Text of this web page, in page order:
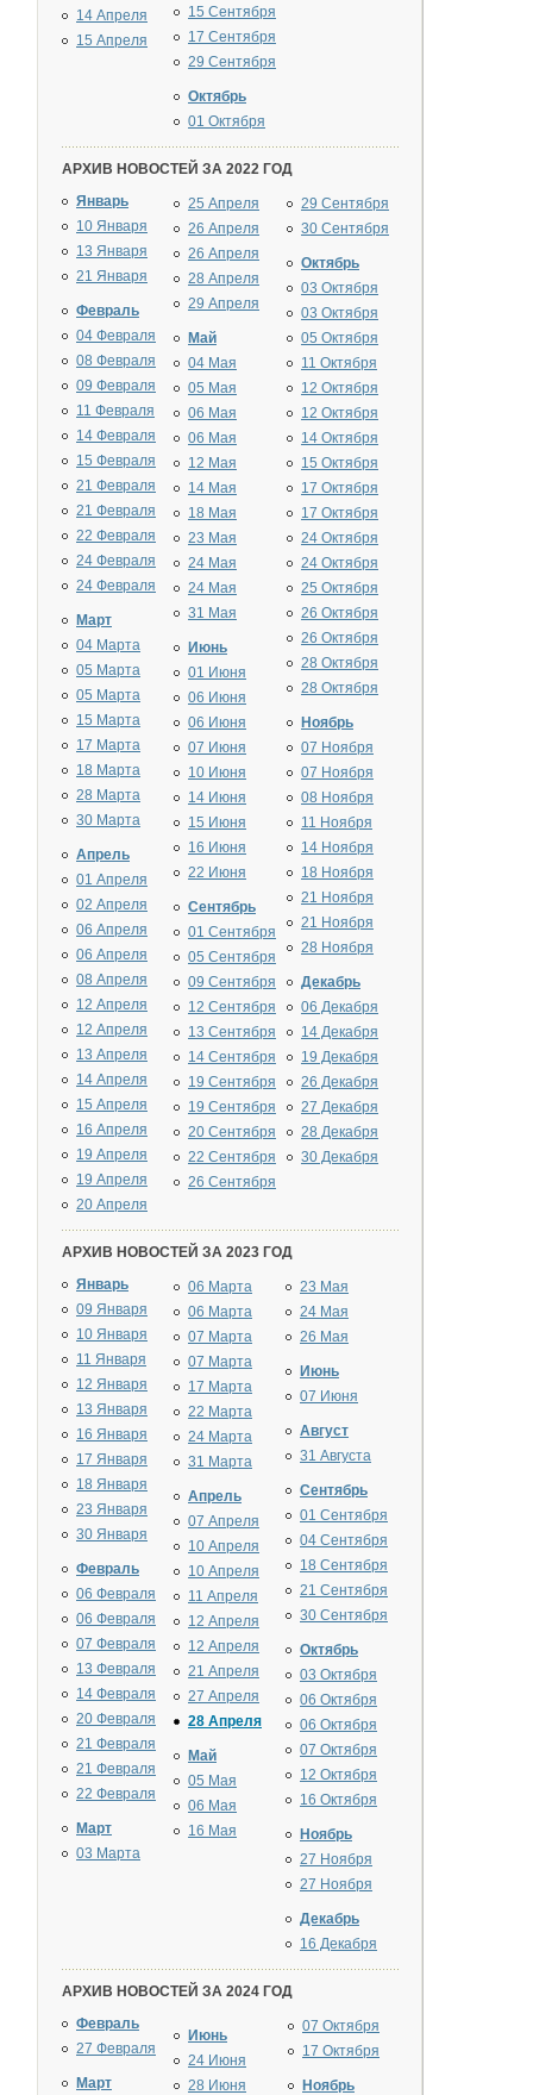
14 Апреля
15 Апреля
15 Сентября
17 Сентября
29 Сентября
Октябрь
01 Октября
АРХИВ НОВОСТЕЙ ЗА 2022 ГОД
Январь
10 Января
13 Января
21 Января
Февраль
04 Февраля
08 Февраля
09 Февраля
11 Февраля
14 Февраля
15 Февраля
21 Февраля
21 Февраля
22 Февраля
24 Февраля
24 Февраля
Март
04 Марта
05 Марта
05 Марта
15 Марта
17 Марта
18 Марта
28 Марта
30 Марта
Апрель
01 Апреля
02 Апреля
06 Апреля
06 Апреля
08 Апреля
12 Апреля
12 Апреля
13 Апреля
14 Апреля
15 Апреля
16 Апреля
19 Апреля
19 Апреля
20 Апреля
25 Апреля
26 Апреля
26 Апреля
28 Апреля
29 Апреля
Май
04 Мая
05 Мая
06 Мая
06 Мая
12 Мая
14 Мая
18 Мая
23 Мая
24 Мая
24 Мая
31 Мая
Июнь
01 Июня
06 Июня
06 Июня
07 Июня
10 Июня
14 Июня
15 Июня
16 Июня
22 Июня
Сентябрь
01 Сентября
05 Сентября
09 Сентября
12 Сентября
13 Сентября
14 Сентября
19 Сентября
19 Сентября
20 Сентября
22 Сентября
26 Сентября
29 Сентября
30 Сентября
Октябрь
03 Октября
03 Октября
05 Октября
11 Октября
12 Октября
12 Октября
14 Октября
15 Октября
17 Октября
17 Октября
24 Октября
24 Октября
25 Октября
26 Октября
26 Октября
28 Октября
28 Октября
Ноябрь
07 Ноября
07 Ноября
08 Ноября
11 Ноября
14 Ноября
18 Ноября
21 Ноября
21 Ноября
28 Ноября
Декабрь
06 Декабря
14 Декабря
19 Декабря
26 Декабря
27 Декабря
28 Декабря
30 Декабря
АРХИВ НОВОСТЕЙ ЗА 2023 ГОД
Январь
09 Января
10 Января
11 Января
12 Января
13 Января
16 Января
17 Января
18 Января
23 Января
30 Января
Февраль
06 Февраля
06 Февраля
07 Февраля
13 Февраля
14 Февраля
20 Февраля
21 Февраля
21 Февраля
22 Февраля
Март
03 Марта
06 Марта
06 Марта
07 Марта
07 Марта
17 Марта
22 Марта
24 Марта
31 Марта
Апрель
07 Апреля
10 Апреля
10 Апреля
11 Апреля
12 Апреля
12 Апреля
21 Апреля
27 Апреля
28 Апреля
Май
05 Мая
06 Мая
16 Мая
23 Мая
24 Мая
26 Мая
Июнь
07 Июня
Август
31 Августа
Сентябрь
01 Сентября
04 Сентября
18 Сентября
21 Сентября
30 Сентября
Октябрь
03 Октября
06 Октября
06 Октября
07 Октября
12 Октября
16 Октября
Ноябрь
27 Ноября
27 Ноября
Декабрь
16 Декабря
АРХИВ НОВОСТЕЙ ЗА 2024 ГОД
Февраль
27 Февраля
Март
Июнь
24 Июня
28 Июня
07 Октября
17 Октября
Ноябрь